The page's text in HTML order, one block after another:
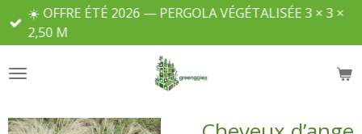
Passer
principal
☀️ OFFRE ÉTÉ 2026 — PERGOLA VÉGÉTALISÉE 3 × 3 ×
2,50 M